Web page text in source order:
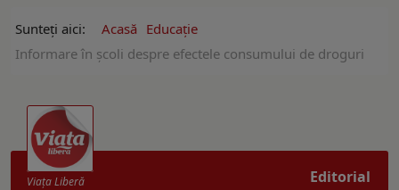
Sunteți aici: Acasă Educație
Informare în şcoli despre efectele consumului de droguri
Editorial
Viaţa Liberă